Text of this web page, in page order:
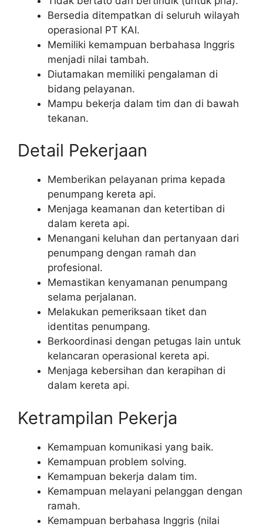
Bersedia ditempatkan di seluruh wilayah
operasional PT KAI.
Memiliki kemampuan berbahasa Inggris
menjadi nilai tambah.
Diutamakan memiliki pengalaman di
bidang pelayanan.
Mampu bekerja dalam tim dan di bawah
tekanan.
Detail Pekerjaan
Memberikan pelayanan prima kepada
penumpang kereta api.
Menjaga keamanan dan ketertiban di
dalam kereta api.
Menangani keluhan dan pertanyaan dari
penumpang dengan ramah dan
profesional.
Memastikan kenyamanan penumpang
selama perjalanan.
Melakukan pemeriksaan tiket dan
identitas penumpang.
Berkoordinasi dengan petugas lain untuk
kelancaran operasional kereta api.
Menjaga kebersihan dan kerapihan di
dalam kereta api.
Ketrampilan Pekerja
Kemampuan komunikasi yang baik.
Kemampuan problem solving.
Kemampuan bekerja dalam tim.
Kemampuan melayani pelanggan dengan
ramah.
Kemampuan berbahasa Inggris (nilai